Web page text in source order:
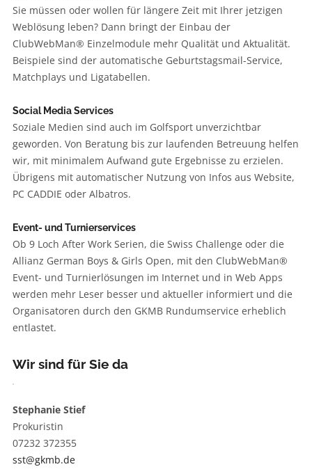
Sie müssen oder wollen für längere Zeit mit Ihrer jetzigen
Weblösung leben? Dann bringt der Einbau der
ClubWebMan® Einzelmodule mehr Qualität und Aktualität.
Beispiele sind der automatische Geburtstagsmail-Service,
Matchplays und Ligatabellen.
Social Media Services
Soziale Medien sind auch im Golfsport unverzichtbar
geworden. Von Beratung bis zur laufenden Betreuung helfen
wir, mit minimalem Aufwand gute Ergebnisse zu erzielen.
Übrigens mit automatischer Nutzung von Infos aus Website,
PC CADDIE oder Albatros.
Event- und Turnierservices
Ob 9 Loch After Work Serien, die Swiss Challenge oder die
Allianz German Boys & Girls Open, mit den ClubWebMan®
Event- und Turnierlösungen im Internet und in Web Apps
werden mehr Leser besser und aktueller informiert und die
Organisatoren durch den GKMB Rundumservice erheblich
entlastet.
Wir sind für Sie da
Stephanie Stief
Prokuristin
07232 372355
sst@gkmb.de